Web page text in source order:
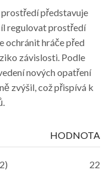
představuje
regulovat prostředí
ochránit hráče před
závislosti. Podle
nových opatření
zvýšil, což přispívá k
HODNOTA
22